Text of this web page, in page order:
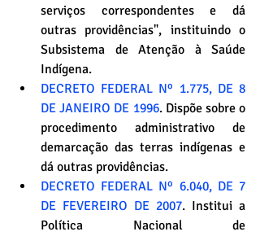
serviços correspondentes e dá
outras providências", instituindo o
Subsistema de Atenção à Saúde
Indígena.
DECRETO FEDERAL Nº 1.775, DE 8
DE JANEIRO DE 1996. Dispõe sobre o
procedimento administrativo de
demarcação das terras indígenas e
dá outras providências.
DECRETO FEDERAL Nº 6.040, DE 7
DE FEVEREIRO DE 2007. Institui a
Política Nacional de